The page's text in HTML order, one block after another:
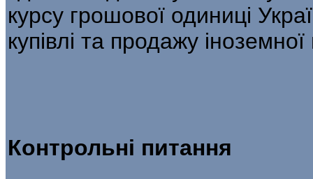
курсу грошової одиниці
купівлі та продажу
Контрольні питання